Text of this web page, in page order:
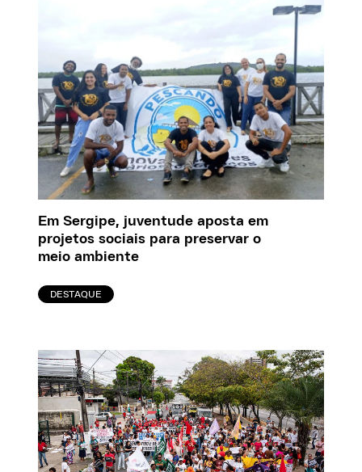
Em Sergipe, juventude aposta em
projetos sociais para preservar o
meio ambiente
DESTAQUE